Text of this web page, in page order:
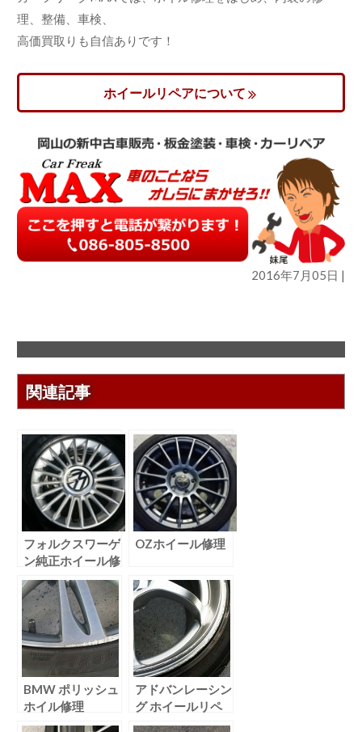
理、整備、車検、
高価買取りも自信ありです！
ホイールリペアについて
2016年7月05日 |
関連記事
フォルクスワーゲ
ン純正ホイール修
理
OZホイール修理
BMW ポリッシュ
ホイル修理
アドバンレーシン
グ ホイールリペ
ア